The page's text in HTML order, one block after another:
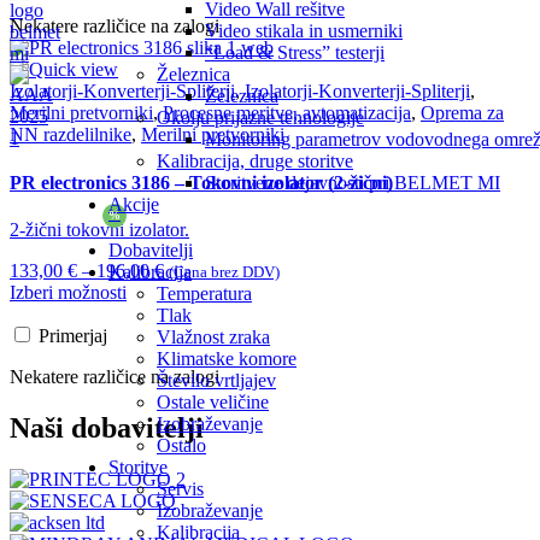
Video Wall rešitve
Video stikala in usmerniki
“Load & Stress” testerji
Železnica
Železnica
Okolju prijazne tehnologije
Monitoring parametrov vodovodnega
Kalibracija, druge storitve
Storitvene dejavnosti pri BELMET MI
Akcije
%
Dobavitelji
Kalibracija
Temperatura
Tlak
Vlažnost zraka
Klimatske komore
Število vrtljajev
Ostale veličine
Izobraževanje
Ostalo
Storitve
Servis
Izobraževanje
Kalibracija
Nekatere različice na zalogi
Izolatorji-Konverterji-Spliterji,Izolatorji-Konverterji-Spliterji,
Merilni pretvorniki,Procesne meritve, avtomatizacija, Oprema za
NN razdelilnike, Merilni pretvorniki
PR electronics 3186 – Tokovni izolator (2-žični)
2-žični tokovni izolator.
133,00 € –196,00€ (Cena brez DDV)
Izberi možnosti
Primerjaj
Nekatere različice na zalogi
Naši dobavitelji